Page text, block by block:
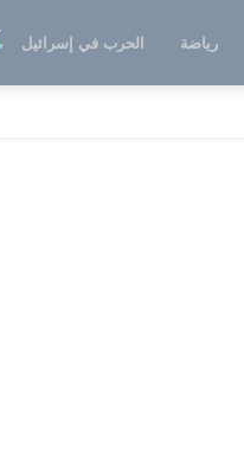
رياضة الحرب في إسرائيل